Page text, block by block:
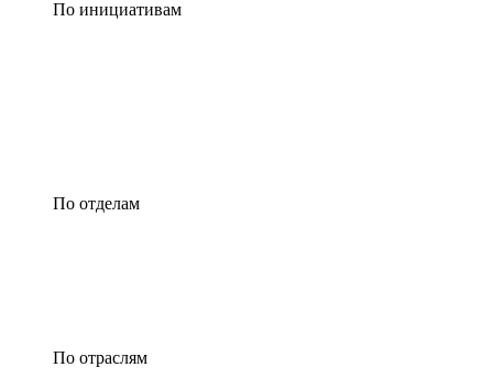
По инициативам
По отделам
По отраслям